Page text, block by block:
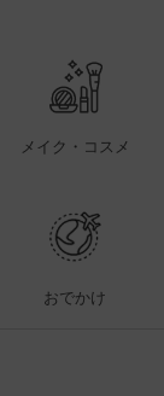
メイク・コスメ
おでかけ